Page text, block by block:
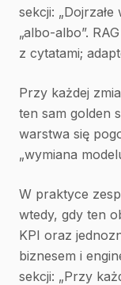
sekcji:
„albo-albo”.
z cytatami;
Przy każdej
ten sam golden
warstwa się
„wymiana
W praktyce
wtedy, gdy ten
KPI oraz
biznesem i
sekcji: „Przy